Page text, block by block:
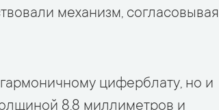
механизм, согласовывая
циферблату, но и
8.8 миллиметров и